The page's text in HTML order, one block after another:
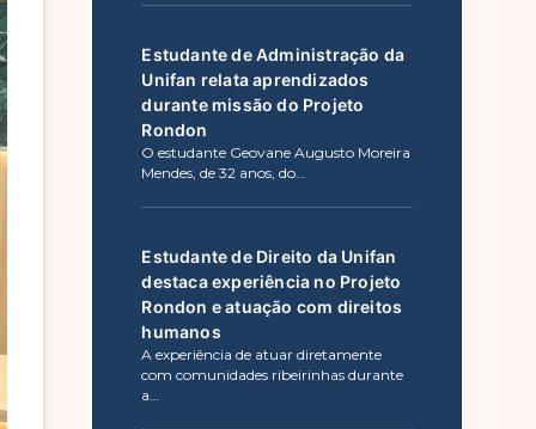
Estudante de Administração da
Unifan relata aprendizados
durante missão do Projeto
Rondon
O estudante Geovane Augusto Moreira
Mendes, de 32 anos, do…
Estudante de Direito da Unifan
destaca experiência no Projeto
Rondon e atuação com direitos
humanos
A experiência de atuar diretamente
com comunidades ribeirinhas durante
a…